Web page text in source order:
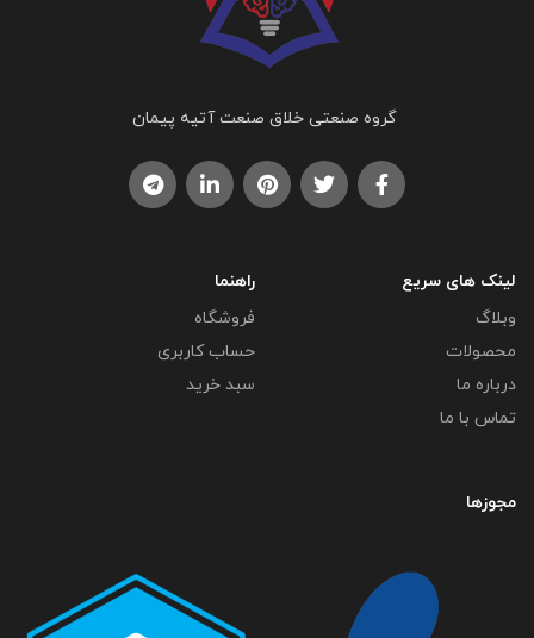
گروه صنعتی خلاق صنعت آتیه پیمان
لینک های سریع
وبلاگ
محصولات
درباره ما
تماس با ما
راهنما
فروشگاه
حساب کاربری
سبد خرید
مجوزها